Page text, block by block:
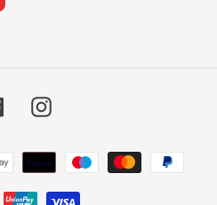
FacebookInstagram
Zahlungsarten